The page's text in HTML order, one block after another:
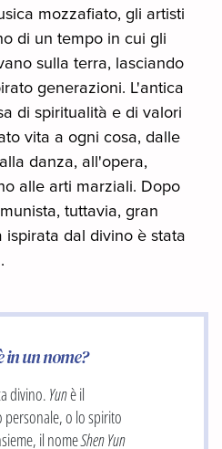
mozzafiato, gli artisti
di un tempo in cui gli
sulla terra, lasciando
generazioni. L'antica
di spiritualità e di valori
vita a ogni cosa, dalle
danza, all'opera,
alle arti marziali. Dopo
tuttavia, gran
dal divino è stata
in un nome?
divino.Yunè il
o lo spirito
il nomeShen Yun